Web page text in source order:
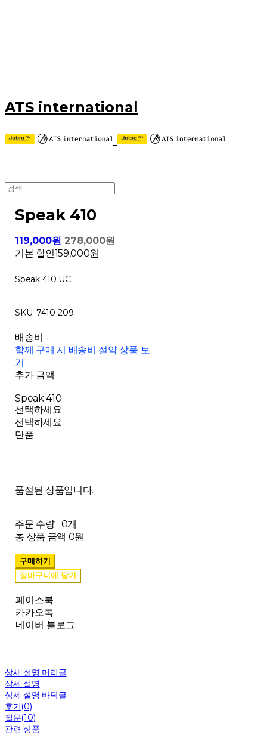
ATS international
Speak 410
119,000원 278,000원
기본 할인159,000원
Speak 410 UC
SKU: 7410-209
배송비 -
함께 구매 시 배송비 절약 상품 보
기
추가 금액
Speak 410
선택하세요.
선택하세요.
단품
품절된 상품입니다.
주문 수량 0개
총 상품 금액 0원
구매하기
장바구니에 담기
페이스북
카카오톡
네이버 블로그
상세 설명 머리글
상세 설명
상세 설명 바닥글
후기(0)
질문(10)
관련 상품